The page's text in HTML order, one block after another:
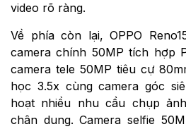
video rõ ràng.
Về phía còn lại, OPPO
camera chính 50MP tích hợp
camera tele 50MP tiêu cự
học 3.5x cùng camera góc
hoạt nhiều nhu cầu chụp
chân dung. Camera selfie